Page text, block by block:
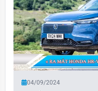
04/09/2024